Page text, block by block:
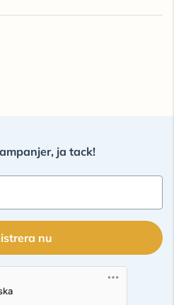
ja tack!
nu